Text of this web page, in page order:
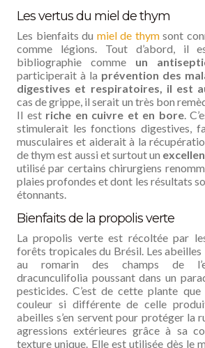
Les vertus du miel de thym
Les bienfaits du miel de thymsont
comme légions. Tout d’abord, il
bibliographie comme un
participerait à la prévention des
digestives et respiratoires, il est
cas de grippe, il serait un très bon
Il est riche en cuivre et en bore.
stimulerait les fonctions digestives,
musculaires et aiderait à la
de thym est aussi et surtout un
utilisé par certains chirurgiens
plaies profondes et dont les résultats
étonnants.
Bienfaits de la propolis verte
La propolis verte est récoltée par
forêts tropicales du Brésil. Les
au romarin des champs de
dracunculifolia poussant dans un
pesticides. C’est de cette plante
couleur si différente de celle
abeilles s’en servent pour protéger la
agressions extérieures grâce à sa
texture unique. Elle est utilisée dès le